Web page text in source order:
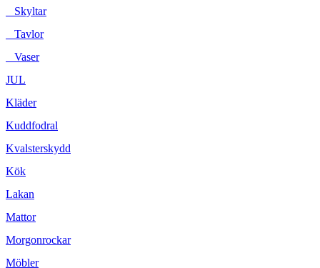
Skyltar
Tavlor
Vaser
JUL
Kläder
Kuddfodral
Kvalsterskydd
Kök
Lakan
Mattor
Morgonrockar
Möbler